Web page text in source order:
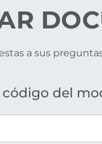
a sus
código del